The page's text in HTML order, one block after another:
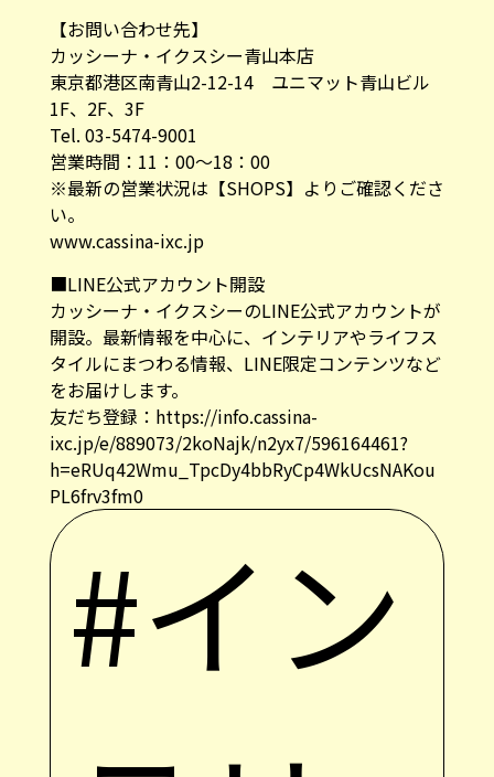
【お問い合わせ先】
カッシーナ・イクスシー青山本店
東京都港区南青山2-12-14 ユニマット青山ビル
1F、2F、3F
Tel. 03-5474-9001
営業時間：11：00～18：00
※最新の営業状況は【SHOPS】よりご確認くださ
い。
www.cassina-ixc.jp
■LINE公式アカウント開設
カッシーナ・イクスシーのLINE公式アカウントが
開設。最新情報を中心に、インテリアやライフス
タイルにまつわる情報、LINE限定コンテンツなど
をお届けします。
友だち登録： https://info.cassina-
ixc.jp/e/889073/2koNajk/n2yx7/596164461?
h=eRUq42Wmu_TpcDy4bbRyCp4WkUcsNAKou
PL6frv3fm0
#イン